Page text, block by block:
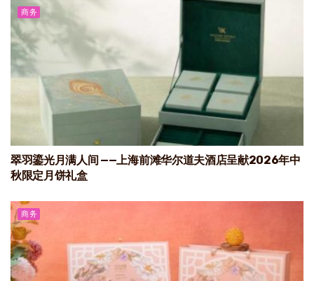
商务
翠羽鎏光月满人间 ——上海前滩华尔道夫酒店呈献2026年中
秋限定月饼礼盒
商务